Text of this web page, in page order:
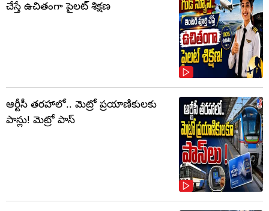
చేస్తే ఉచితంగా పైలట్ శిక్షణ
ఆర్టీసీ తరహాలో.. మెట్రో ప్రయాణికులకు
పాస్లు! మెట్రో పాస్